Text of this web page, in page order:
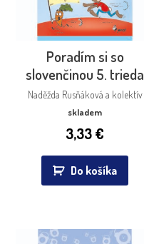
Poradím si so
slovenčinou 5. trieda
Naděžda Rusňáková a kolektív
skladem
3,33€
Do košíka